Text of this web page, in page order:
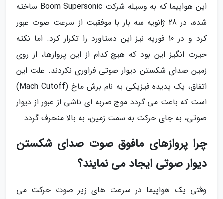
این هواپیما که به وسیله شرکت Boom Supersonic ساخته
شده، در 28 ژانویه سه بار با موفقیت از سرعت صوت عبور
کرد و در 10 فوریه نیز این دستاورد را تکرار کرد. اما نکته
حیرت انگیز این بود که هیچ کدام از این پروازها، از روی
زمین صدای شکستن دیوار صوتی فراوری نکردند. علت این
اتفاق، یک پدیده فیزیکی به نام برش ماخ (Mach Cutoff)
است که باعث می گردد موج ضربه ای ناشی از عبور از دیوار
صوتی، به جای حرکت به سمت زمین، به بالا منحرف گردد.
چرا پروازهای مافوق صوت صدای شکستن
دیوار صوتی ایجاد می نمایند؟
وقتی یک هواپیما در سرعت های زیر صوت حرکت می